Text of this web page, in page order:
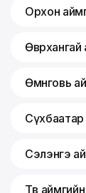
Орхон
Өмнөговь
Сэлэнгэ
Төв